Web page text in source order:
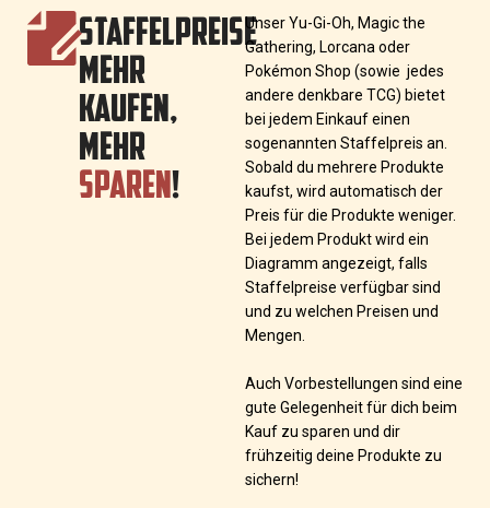
STAFFELPREISE
MEHR
KAUFEN,
MEHR
SPAREN!
Unser Yu-Gi-Oh, Magic the
Gathering, Lorcana oder
Pokémon Shop (sowie jedes
andere denkbare TCG) bietet
bei jedem Einkauf einen
sogenannten Staffelpreis an.
Sobald du mehrere Produkte
kaufst, wird automatisch der
Preis für die Produkte weniger.
Bei jedem Produkt wird ein
Diagramm angezeigt, falls
Staffelpreise verfügbar sind
und zu welchen Preisen und
Mengen.
Auch Vorbestellungen sind eine
gute Gelegenheit für dich beim
Kauf zu sparen und dir
frühzeitig deine Produkte zu
sichern!